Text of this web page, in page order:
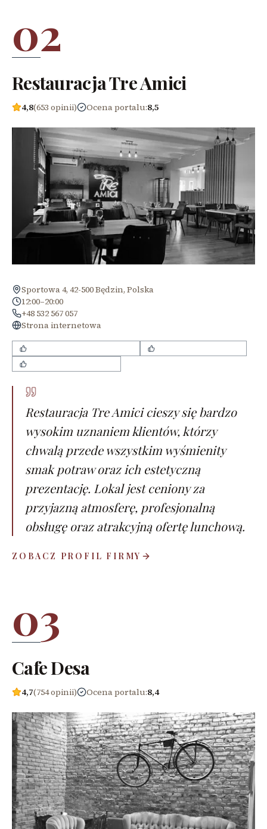
02
Restauracja Tre Amici
4,8(653 opinii) Ocena portalu:8,5
Sportowa 4, 42-500 Będzin, Polska
12:00–20:00
+48 532 567 057
Strona internetowa
Restauracja Tre Amici cieszy się bardzo
wysokim uznaniem klientów, którzy
chwalą przede wszystkim wyśmienity
smak potraw oraz ich estetyczną
prezentację. Lokal jest ceniony za
przyjazną atmosferę, profesjonalną
obsługę oraz atrakcyjną ofertę lunchową.
ZOBACZ PROFIL FIRMY
03
Cafe Desa
4,7(754 opinii) Ocena portalu:8,4